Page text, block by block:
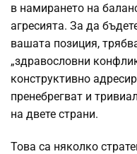
в намирането на
агресията. За да
вашата позиция,
„здравословни
конструктивно
пренебрегват и
на двете страни.
Това са няколко